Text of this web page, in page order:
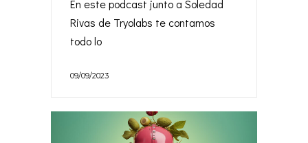
En este podcast junto a Soledad
Rivas de Tryolabs te contamos
todo lo
09/09/2023